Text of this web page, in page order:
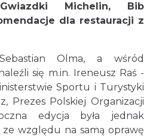
Michelin, Bib
dla restauracji z
Olma, a wśród
się m.in. Ireneusz Raś -
Sportu i Turystyki
Prezes Polskiej Organizacji
edycja była jednak
względu na samą oprawę